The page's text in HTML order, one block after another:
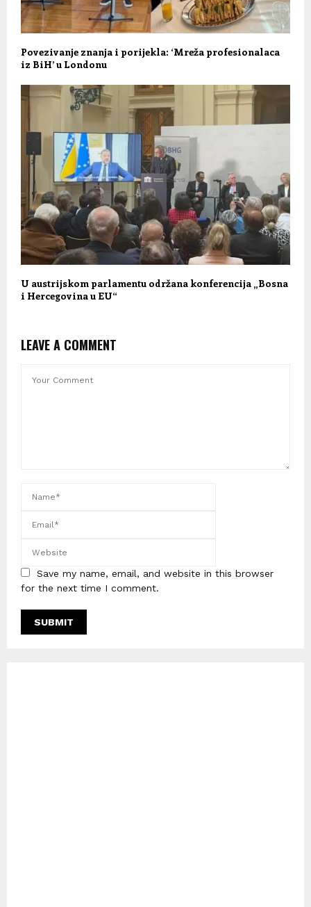
Povezivanje znanja i porijekla: ‘Mreža profesionalaca
iz BiH’ u Londonu
U austrijskom parlamentu održana konferencija „Bosna
i Hercegovina u EU“
LEAVE A COMMENT
Save my name, email, and website in this browser
for the next time I comment.